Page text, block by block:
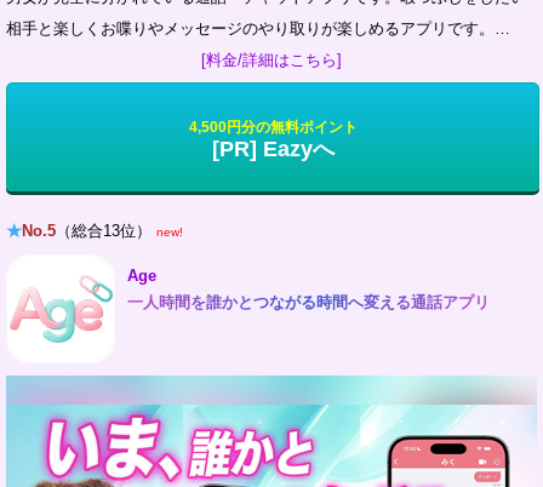
相手と楽しくお喋りやメッセージのやり取りが楽しめるアプリです。…
[料金/詳細はこちら]
4,500円分の無料ポイント
[PR] Eazyへ
★No.5 （総合13位） new!
Age
一人時間を誰かとつながる時間へ変える通話アプリ